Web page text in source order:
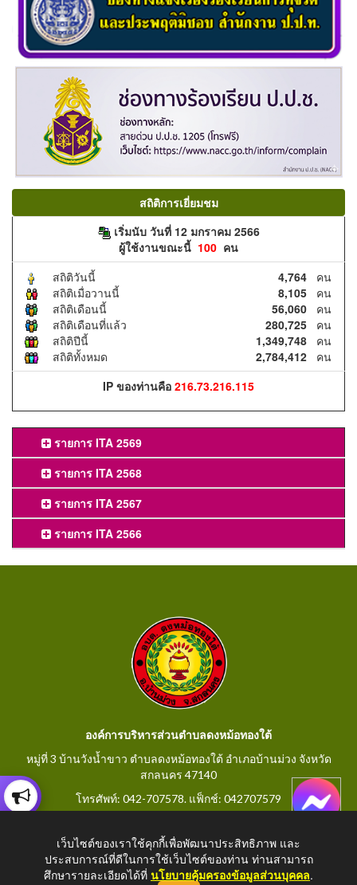
สถิติการเยี่ยมชม
เริ่มนับ วันที่ 12 มกราคม 2566
ผู้ใช้งานขณะนี้ 100 คน
สถิติวันนี้
4,764 คน
สถิติเมื่อวานนี้
8,105 คน
สถิติเดือนนี้
56,060 คน
สถิติเดือนที่แล้ว
280,725 คน
สถิติปีนี้
1,349,748 คน
สถิติทั้งหมด
2,784,412 คน
IP ของท่านคือ 216.73.216.115
รายการ ITA 2569
รายการ ITA 2568
รายการ ITA 2567
รายการ ITA 2566
องค์การบริหารส่วนตำบลดงหม้อทองใต้
หมู่ที่ 3 บ้านวังน้ำขาว ตำบลดงหม้อทองใต้ อำเภอบ้านม่วง จังหวัด
สกลนคร 47140
โทรศัพท์: 042-707578. แฟ็กช์: 042707579
เว็บไซต์ของเราใช้คุกกี้เพื่อพัฒนาประสิทธิภาพ และ
ประสบการณ์ที่ดีในการใช้เว็บไซต์ของท่าน ท่านสามารถ
ศึกษารายละเอียดได้ที่ นโยบายคุ้มครองข้อมูลส่วนบุคคล.